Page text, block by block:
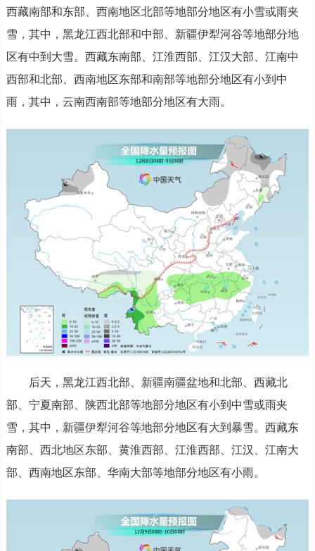
西藏南部和东部、西南地区北部等地部分地区有小雪或雨夹
雪，其中，黑龙江西北部和中部、新疆伊犁河谷等地部分地
区有中到大雪。西藏东南部、江淮西部、江汉大部、江南中
西部和北部、西南地区东部和南部等地部分地区有小到中
雨，其中，云南西南部等地部分地区有大雨。
后天，黑龙江西北部、新疆南疆盆地和北部、西藏北
部、宁夏南部、陕西北部等地部分地区有小到中雪或雨夹
雪，其中，新疆伊犁河谷等地部分地区有大到暴雪。西藏东
南部、西北地区东部、黄淮西部、江淮西部、江汉、江南大
部、西南地区东部、华南大部等地部分地区有小雨。